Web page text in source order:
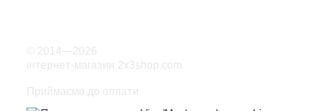
© 2014—2026
інтернет-магазин 2x3shop.com
Приймаємо до оплати